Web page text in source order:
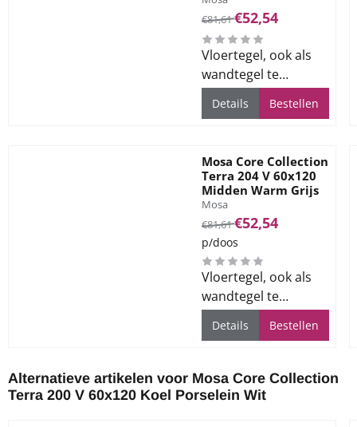
Van 81,61 voor 52,54
€81,61€52,54
Vloertegel, ook als
wandtegel te
gebruiken, voor alle
ruimtes
Details Bestellen
Mosa Core Collection
Terra 204 V 60x120
Midden Warm Grijs
Merk:
Mosa
Van 81,61 voor 52,54
€81,61€52,54
p/doos
Vloertegel, ook als
wandtegel te
gebruiken, voor alle
ruimtes
Details Bestellen
Alternatieve artikelen voor Mosa Core Collection
Terra 200 V 60x120 Koel Porselein Wit